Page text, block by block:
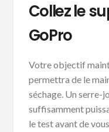
Collez le
GoPro
Votre objectif
permettra de le
séchage. Un serre-
suffisamment
le test avant de